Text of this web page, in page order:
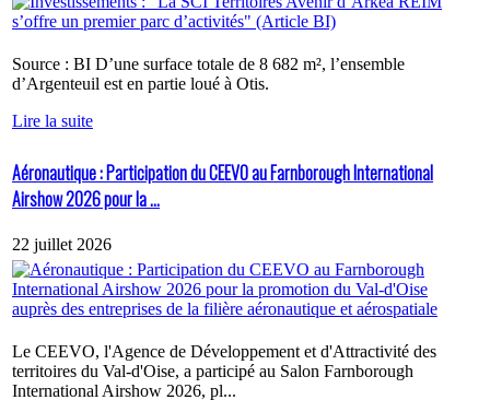
Source : BI D’une surface totale de 8 682 m², l’ensemble
d’Argenteuil est en partie loué à Otis.
Lire la suite
Aéronautique : Participation du CEEVO au Farnborough International
Airshow 2026 pour la ...
22 juillet 2026
Le CEEVO, l'Agence de Développement et d'Attractivité des
territoires du Val-d'Oise, a participé au Salon Farnborough
International Airshow 2026, pl...